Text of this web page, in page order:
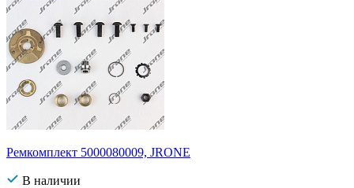
Ремкомплект 5000080009, JRONE
В наличии